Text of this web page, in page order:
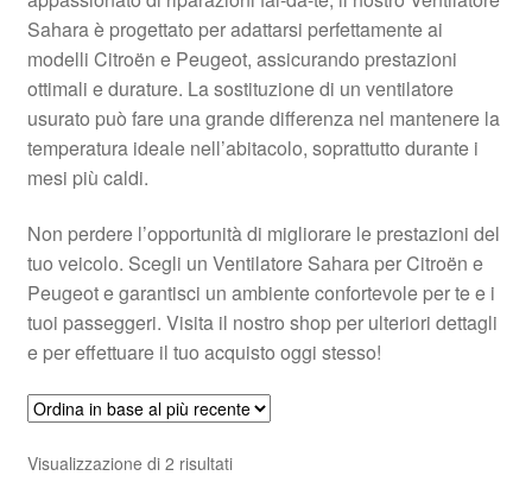
Spedizione in tutto il mondo
Termini e condizioni
Sahara è progettato per adattarsi perfettamente ai
modelli Citroën e Peugeot, assicurando prestazioni
ottimali e durature. La sostituzione di un ventilatore
usurato può fare una grande differenza nel mantenere la
temperatura ideale nell’abitacolo, soprattutto durante i
mesi più caldi.
Non perdere l’opportunità di migliorare le prestazioni del
tuo veicolo. Scegli un Ventilatore Sahara per Citroën e
Peugeot e garantisci un ambiente confortevole per te e i
tuoi passeggeri. Visita il nostro shop per ulteriori dettagli
e per effettuare il tuo acquisto oggi stesso!
Visualizzazione di 2 risultatiOrdina